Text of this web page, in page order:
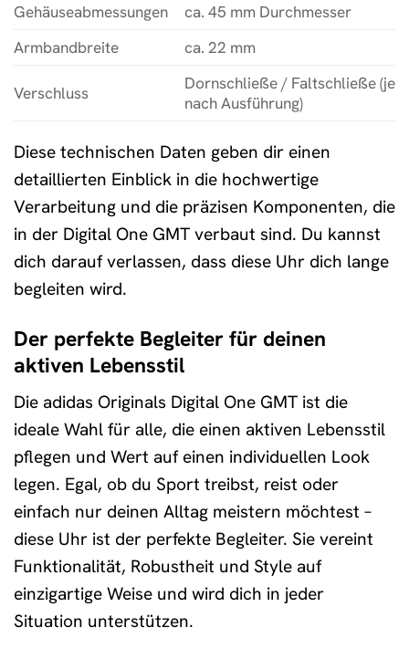
Gehäuseabmessungen
ca. 45 mm Durchmesser
Armbandbreite
ca. 22 mm
Verschluss
Dornschließe / Faltschließe (je
nach Ausführung)
Diese technischen Daten geben dir einen
detaillierten Einblick in die hochwertige
Verarbeitung und die präzisen Komponenten, die
in der Digital One GMT verbaut sind. Du kannst
dich darauf verlassen, dass diese Uhr dich lange
begleiten wird.
Der perfekte Begleiter für deinen
aktiven Lebensstil
Die adidas Originals Digital One GMT ist die
ideale Wahl für alle, die einen aktiven Lebensstil
pflegen und Wert auf einen individuellen Look
legen. Egal, ob du Sport treibst, reist oder
einfach nur deinen Alltag meistern möchtest –
diese Uhr ist der perfekte Begleiter. Sie vereint
Funktionalität, Robustheit und Style auf
einzigartige Weise und wird dich in jeder
Situation unterstützen.